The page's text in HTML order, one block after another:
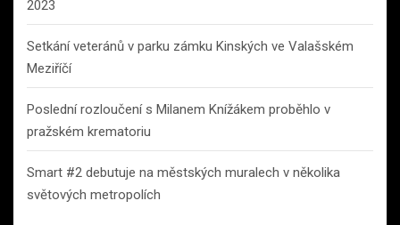
2023
Setkání veteránů v parku zámku Kinských ve Valašském
Meziříčí
Poslední rozloučení s Milanem Knížákem proběhlo v
pražském krematoriu
Smart #2 debutuje na městských muralech v několika
světových metropolích